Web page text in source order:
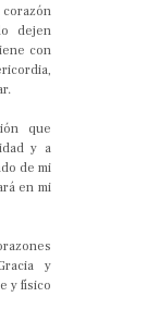
corazón
dejen
con
que
y a
de mi
en mi
y
y físico